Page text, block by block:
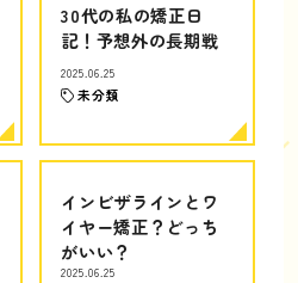
30代の私の矯正日
記！予想外の長期戦
2025.06.25
未分類
インビザラインとワ
イヤー矯正？どっち
がいい？
2025.06.25